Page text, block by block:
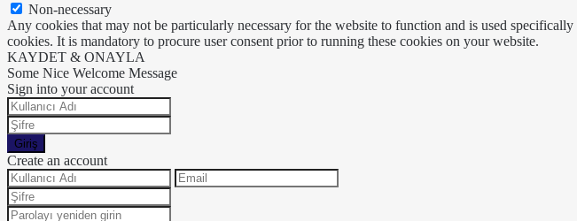
Non-necessary
Any cookies that may not be particularly necessary for the website to function and is used
cookies. It is mandatory to procure user consent prior to running these cookies on your website.
KAYDET & ONAYLA
Some Nice Welcome Message
Sign into your account
Giriş
Create an account